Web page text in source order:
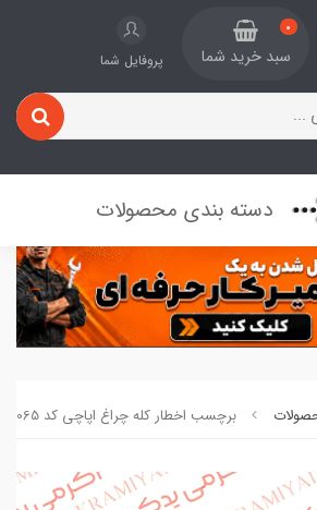
0
سبد خرید شما پروفایل شما
دسته بندی محصولات
برچسب اخطار کله چراغ اپاچی کد 065